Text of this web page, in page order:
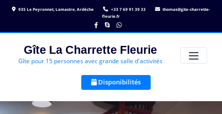
935 Le Peyronnet, Lamastre, Ardèche +33 7 69 91 39 33
thomas@gite-charrette-
fleurie.fr
Gîte La Charrette Fleurie
Gîte pour 15 personnes avec grande salle d'activités
Disponibilités